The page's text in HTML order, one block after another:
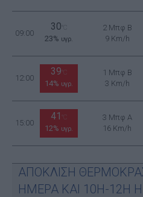
09:00
30
23% υγρ.
2 Μπφ B
9 Km/h
12:00
39 °C
14% υγρ.
1 Μπφ B
3 Km/h
15:00
41 °C
12% υγρ.
3 Μπφ Α
16 Km/h
ΑΠΟΚΛΙΣΗ
ΗΜΕΡΑ ΚΑΙ 10Η-12Η